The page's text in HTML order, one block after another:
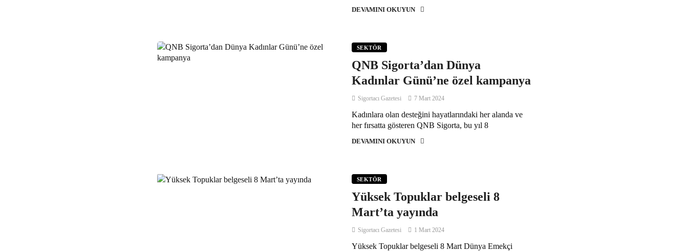
DEVAMINI OKUYUN
SEKTÖR
QNB Sigorta’dan Dünya
Kadınlar Günü’ne özel kampanya
Sigortacı Gazetesi 7 Mart 2024
Kadınlara olan desteğini hayatlarındaki her alanda ve
her fırsatta gösteren QNB Sigorta, bu yıl 8
DEVAMINI OKUYUN
SEKTÖR
Yüksek Topuklar belgeseli 8
Mart’ta yayında
Sigortacı Gazetesi 1 Mart 2024
Yüksek Topuklar belgeseli 8 Mart Dünya Emekçi